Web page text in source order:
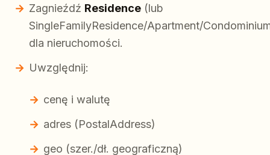
Zagnieźdź Residence (lub
SingleFamilyResidence/Apartment/
dla nieruchomości.
Uwzględnij:
cenę i walutę
adres (PostalAddress)
geo (szer./dł. geograficzną)